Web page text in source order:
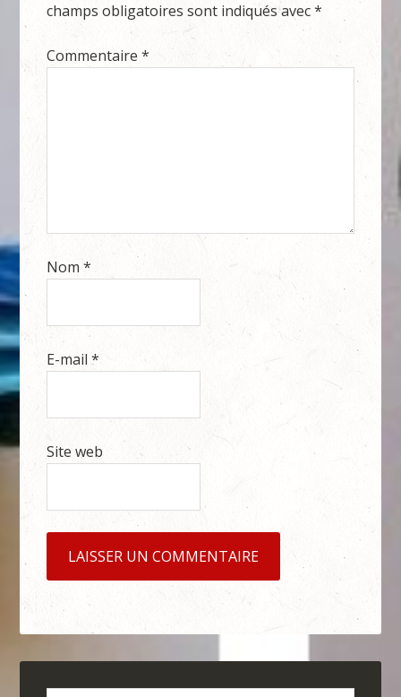
champs obligatoires sont indiqués avec*
Commentaire*
Nom*
E-mail*
Site web